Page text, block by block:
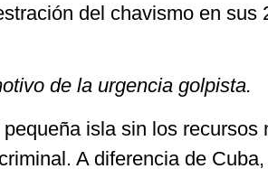
del chavismo en sus
de la urgencia golpista.
isla sin los recursos
A diferencia de